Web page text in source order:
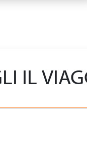
IL